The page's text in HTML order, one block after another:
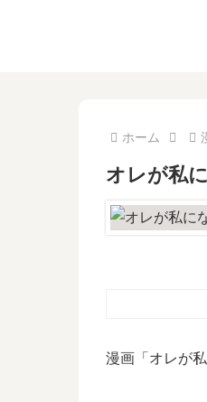
ホーム
オレが私
漫画「オレが